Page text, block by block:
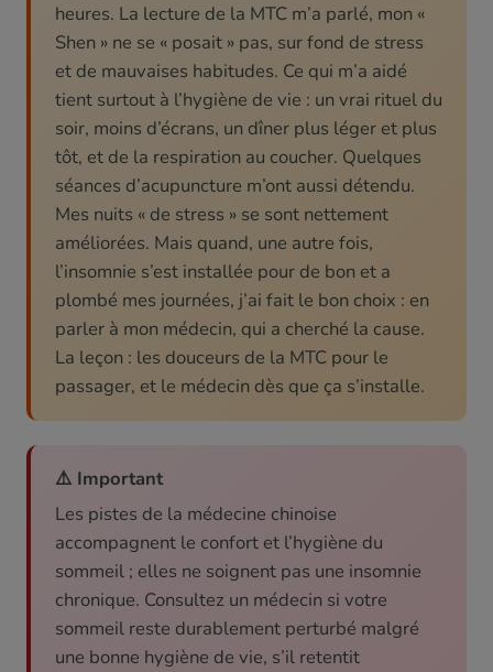
heures. La lecture de la MTC m’a parlé, mon «
Shen » ne se « posait » pas, sur fond de stress
et de mauvaises habitudes. Ce qui m’a aidé
tient surtout à l’hygiène de vie : un vrai rituel du
soir, moins d’écrans, un dîner plus léger et plus
tôt, et de la respiration au coucher. Quelques
séances d’acupuncture m’ont aussi détendu.
Mes nuits « de stress » se sont nettement
améliorées. Mais quand, une autre fois,
l’insomnie s’est installée pour de bon et a
plombé mes journées, j’ai fait le bon choix : en
parler à mon médecin, qui a cherché la cause.
La leçon : les douceurs de la MTC pour le
passager, et le médecin dès que ça s’installe.
⚠️ Important
Les pistes de la médecine chinoise
accompagnent le confort et l’hygiène du
sommeil ; elles ne soignent pas une insomnie
chronique. Consultez un médecin si votre
sommeil reste durablement perturbé malgré
une bonne hygiène de vie, s’il retentit